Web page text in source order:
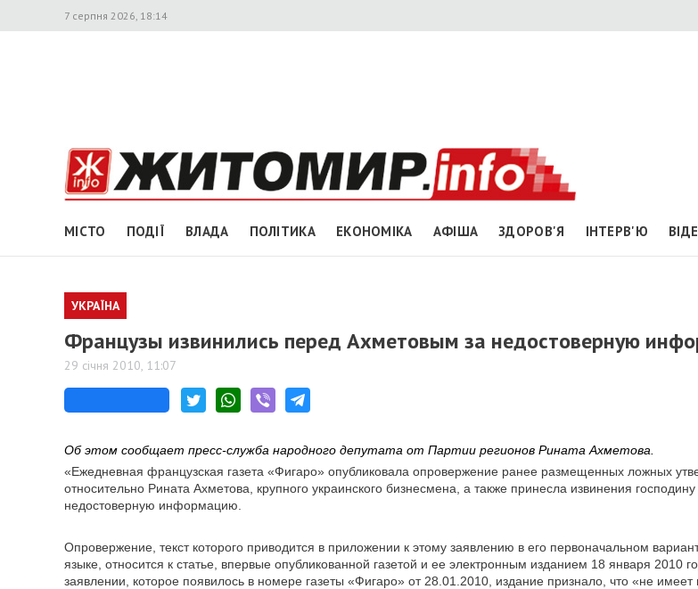
7 серпня 2026, 18:14
МІСТО ПОДІЇ ВЛАДА ПОЛІТИКА ЕКОНОМІКА АФІША ЗДОРОВ'Я ІНТЕРВ'Ю
УКРАЇНА
Французы извинились перед Ахметовым за недостоверную
29 січня 2010, 11:07
Об этом сообщает пресс-служба народного депутата от Партии регионов Рината Ахметова.
«Ежедневная французская газета «Фигаро» опубликовала опровержение ранее размещенных ложных
относительно Рината Ахметова, крупного украинского бизнесмена, а также принесла извинения
недостоверную информацию.
Опровержение, текст которого приводится в приложении к этому заявлению в его первоначальном
языке, относится к статье, впервые опубликованной газетой и ее электронным изданием 18 января 2010
заявлении, которое появилось в номере газеты «Фигаро» от 28.01.2010, издание признало, что «не имеет